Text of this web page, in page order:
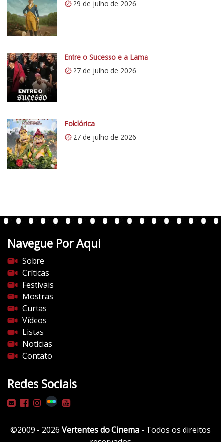
:
/
/
0
.
w
p
.
o
m
/
v
e
n
e
d
o
c
i
n
e
m
a
.
o
m
/
p
29 de julho de 2026
Entre o Sucesso e a Lama
27 de julho de 2026
Folclórica
27 de julho de 2026
Navegue Por Aqui
Sobre
Críticas
Festivais
Mostras
Curtas
Vídeos
Listas
Notícias
Contato
Redes Sociais
©2009 - 2026 Vertentes do Cinema - Todos os direitos